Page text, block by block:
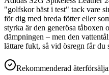
"golfskor bäst i test" tack vare
för dig med breda fötter eller
styrka är den generösa
dämpningen – men den
lättare fukt, så vid ösregn får du
Rekommenderad